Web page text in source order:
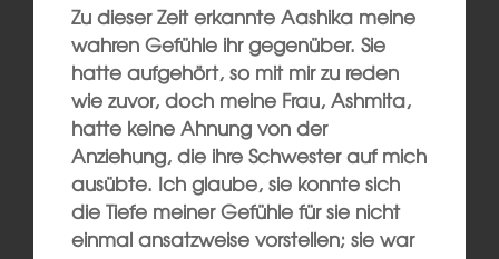
Zu dieser Zeit erkannte Aashika meine
wahren Gefühle ihr gegenüber. Sie
hatte aufgehört, so mit mir zu reden
wie zuvor, doch meine Frau, Ashmita,
hatte keine Ahnung von der
Anziehung, die ihre Schwester auf mich
ausübte. Ich glaube, sie konnte sich
die Tiefe meiner Gefühle für sie nicht
einmal ansatzweise vorstellen; sie war